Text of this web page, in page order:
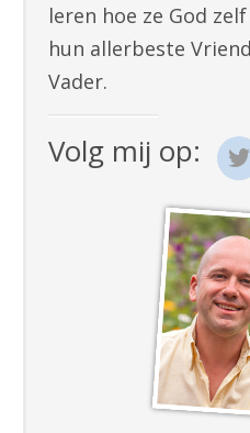
leren hoe ze God
hun allerbeste
Vader.
Volg mij op: